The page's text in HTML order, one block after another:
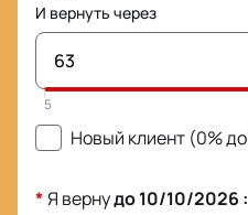
И вернуть через
Новый клиент (0% до
*Я вернудо10/10/2026 :